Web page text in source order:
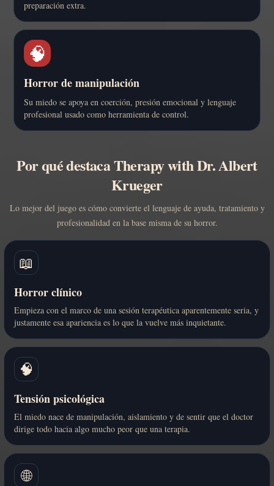
preparación extra.
🧠
Horror de manipulación
Su miedo se apoya en coerción, presión emocional y lenguaje
profesional usado como herramienta de control.
Por qué destaca Therapy with Dr. Albert
Krueger
Lo mejor del juego es cómo convierte el lenguaje de ayuda, tratamiento y
profesionalidad en la base misma de su horror.
📖
Horror clínico
Empieza con el marco de una sesión terapéutica aparentemente seria, y
justamente esa apariencia es lo que la vuelve más inquietante.
🧠
Tensión psicológica
El miedo nace de manipulación, aislamiento y de sentir que el doctor
dirige todo hacia algo mucho peor que una terapia.
🌐